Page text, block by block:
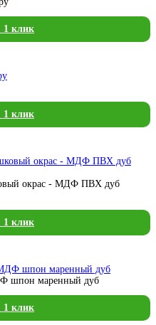
1 клик
1 клик
окрас - МДФ ПВХ дуб
1 клик
шпон маренный дуб
1 клик